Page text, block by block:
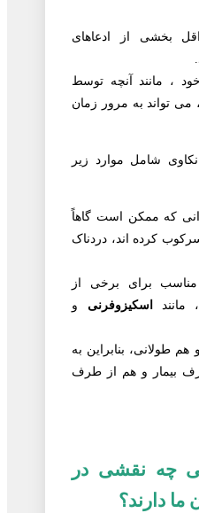
بخشی از ادعاهای
، مانند آنچه توسط
می تواند به مرور زمان
شامل موارد زیر
که ممکن است گاهاً
کرده اند، دردناک
برای برخی از
مانند
اسکیزوفرنی و
طولانی، بنابراین به
بیمار و هم از طرف
چه نقشی در
ما دارند؟